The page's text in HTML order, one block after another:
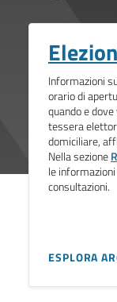
Informazioni
orario di
quando e
tessera
domiciliare,
Nella sezione
le
consultazioni.
ESPLORA